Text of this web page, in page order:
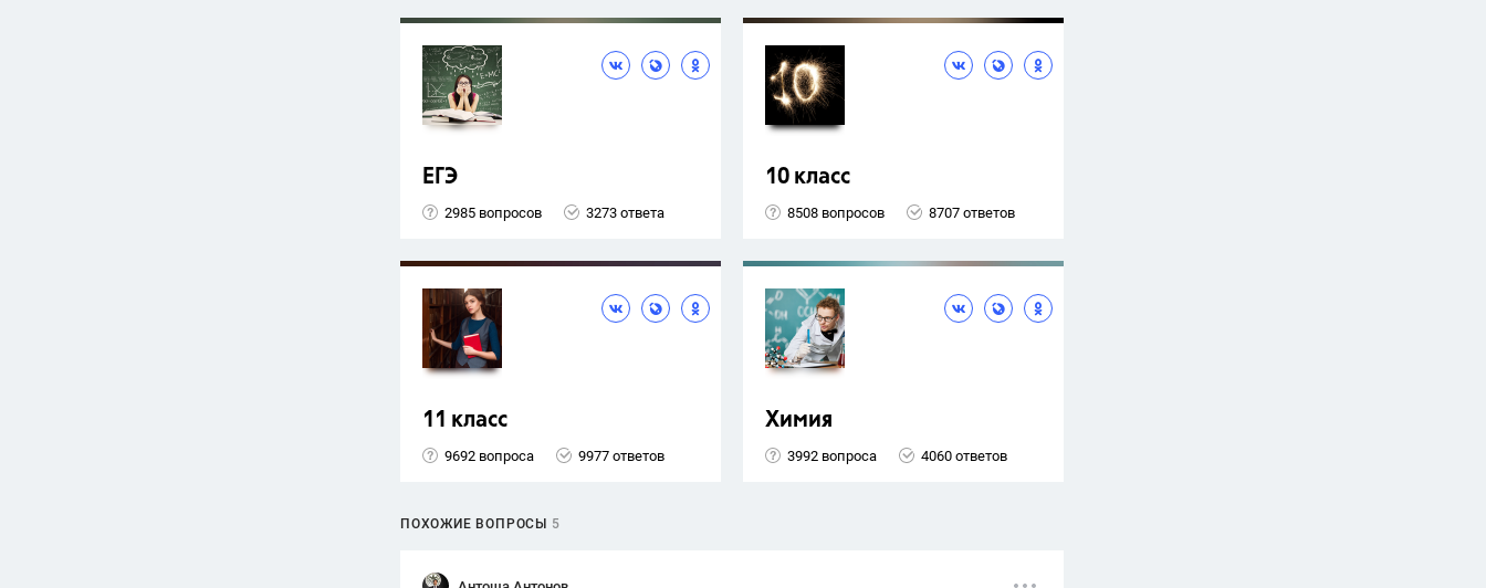
ЕГЭ
2985 вопросов 3273 ответа
10 класс
8508 вопросов 8707 ответов
11 класс
9692 вопроса 9977 ответов
Химия
3992 вопроса 4060 ответов
ПОХОЖИЕ ВОПРОСЫ 5